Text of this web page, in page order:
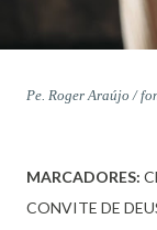
Pe. Roger Araújo /
MARCADORES:
CONVITE DE